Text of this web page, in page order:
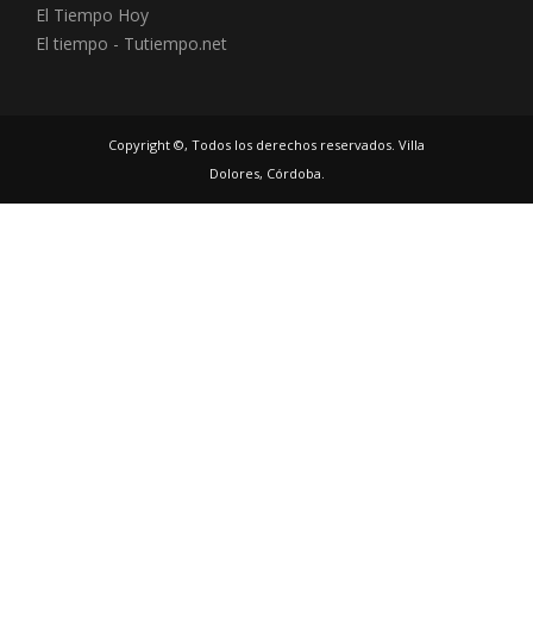
El Tiempo Hoy
El tiempo - Tutiempo.net
Copyright ©, Todos los derechos reservados. Villa
Dolores, Córdoba.